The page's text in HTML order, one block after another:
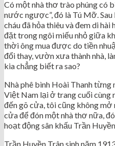
Có một nhà thơ trào phúng có
nước ngược”, đó là Tú Mỡ.
cháu đã hỏa thiêu và đem di
đặt trong ngôi miếu nhỏ giữa
thời ông mua được do tiền
đổi thay, vườn xưa thành nhà,
kia chẳng biết ra sao?
Nhà phê bình Hoài Thanh từng
Việt Nam lại ở trang cuối cùng
đến gõ cửa, tôi cũng không
cửa để đón một nhà thơ nữa,
hoạt động sân khấu Trần
Trần Huyền Trân sinh năm